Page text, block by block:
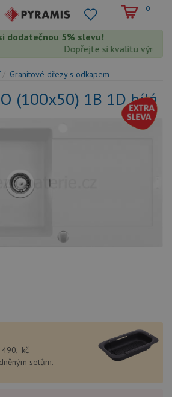
0
dodatečnou 5% slevu!
Dopřejte si kvalitu výrobků
Granitové dřezy s odkapem
(100x50) 1B 1D bílá
kč
setům.